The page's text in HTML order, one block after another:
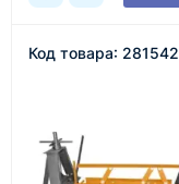
Код товара: 281542